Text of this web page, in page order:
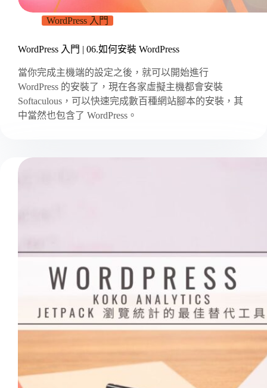
WordPress 入門
WordPress 入門 | 06.如何安裝 WordPress
當你完成主機端的設定之後，就可以開始進行
WordPress 的安裝了，現在各家虛擬主機都會安裝
Softaculous，可以快速完成數百種網站腳本的安裝，其
中當然也包含了 WordPress。